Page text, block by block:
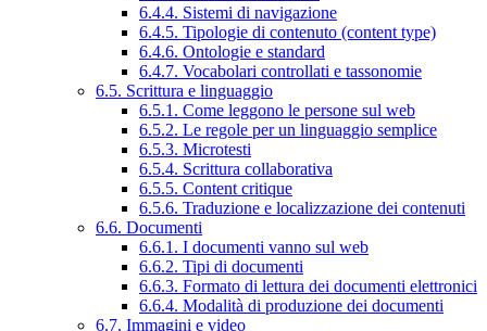
6.4.4. Sistemi di navigazione
6.4.5. Tipologie di contenuto (content type)
6.4.6. Ontologie e standard
6.4.7. Vocabolari controllati e tassonomie
6.5. Scrittura e linguaggio
6.5.1. Come leggono le persone sul web
6.5.2. Le regole per un linguaggio semplice
6.5.3. Microtesti
6.5.4. Scrittura collaborativa
6.5.5. Content critique
6.5.6. Traduzione e localizzazione dei contenuti
6.6. Documenti
6.6.1. I documenti vanno sul web
6.6.2. Tipi di documenti
6.6.3. Formato di lettura dei documenti elettronici
6.6.4. Modalità di produzione dei documenti
6.7. Immagini e video